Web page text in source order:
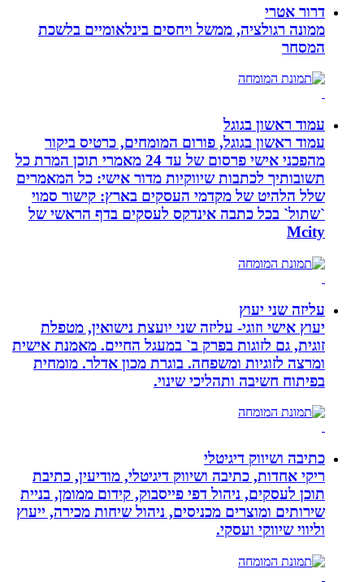
דרור אטרי
ממונה רגולציה, ממשל ויחסים בינלאומיים בלשכת
המסחר
עמוד ראשון בגוגל
עמוד ראשון בגוגל, פורום המומחים, כרטיס ביקור
מהפכני אישי פרסום של עד 24 מאמרי תוכן המרת כל
תשובותיך לכתבות שיווקיות מדור אישי: כל המאמרים
שלל הלהיט של מקדמי העסקים בארץ: קישור סמוי
`שתול` בכל כתבה אינדקס לעסקים בדף הראשי של
Mcity
עליזה שני יעוץ
יעוץ אישי וזוגי- עליזה שני יועצת נישואין, מטפלת
זוגית, גם לזוגות בפרק ב` במעגל החיים. מאמנת אישית
ומרצה לזוגיות ומשפחה. בוגרת מכון אדלר. מומחית
בפיתוח חשיבה ותהליכי שינוי.
כתיבה ושיווק דיגיטלי
ריקי אחדות, כתיבה ושיווק דיגיטלי, מודיעין, כתיבת
תוכן לעסקים, ניהול דפי פייסבוק, קידום ממומן, בניית
שירותים ומוצרים מכניסים, ניהול שיחות מכירה, ייעוץ
וליווי שיווקי ועסקי.